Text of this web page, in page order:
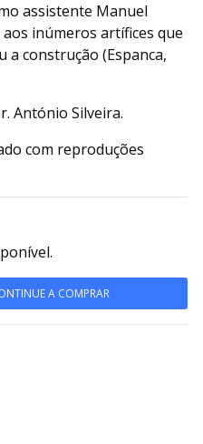
assistente Manuel
inúmeros artífices que
a construção (Espanca,
António Silveira.
com reproduções
A COMPRAR